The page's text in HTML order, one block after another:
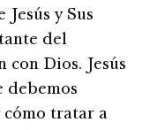
y Sus
del
con Dios. Jesús
debemos
cómo tratar a